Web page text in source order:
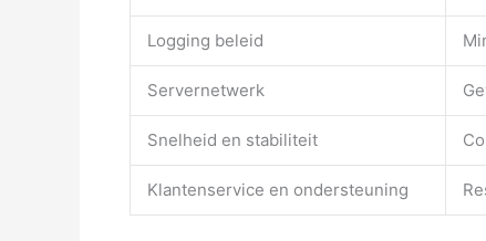
Logging beleid
Servernetwerk
Snelheid en stabiliteit
Klantenservice en ondersteuning